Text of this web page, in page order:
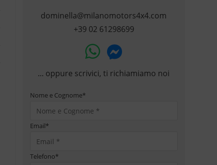
dominella@milanomotors4x4.com
+39 02 61298699
... oppure scrivici, ti richiamiamo noi
Nome e Cognome*
Email*
Telefono*